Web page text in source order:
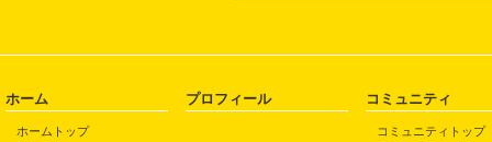
ホーム
ホームトップ
プロフィール コミュニティ
コミュニティトップ